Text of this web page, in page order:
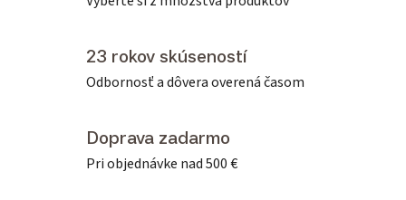
23 rokov skúseností
Odbornosť a dôvera overená časom
Doprava zadarmo
Pri objednávke nad 500 €